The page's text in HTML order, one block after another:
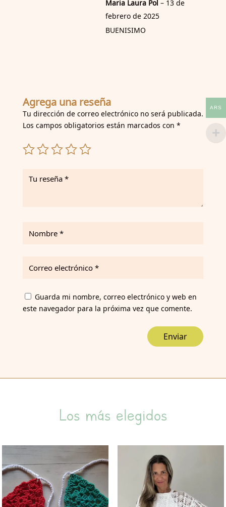
Maria Laura Pol – 13 de
febrero de 2025
BUENISIMO
Agrega una reseña
Tu dirección de correo electrónico no será publicada.
Los campos obligatorios están marcados con *
Guarda mi nombre, correo electrónico y web en
este navegador para la próxima vez que comente.
Enviar
Los más elegidos
ARS